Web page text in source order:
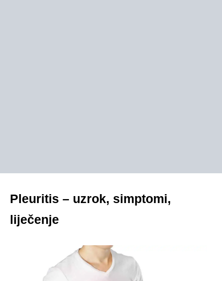
Pleuritis – uzrok, simptomi,
liječenje